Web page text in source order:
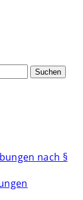
Suchen
nach §